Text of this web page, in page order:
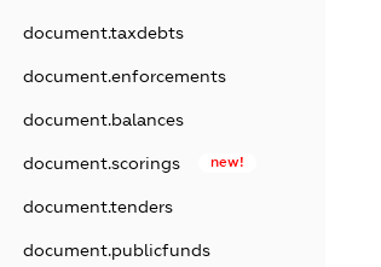
document.taxdebts
document.enforcements
document.balances
document.scorings new!
document.tenders
document.publicfunds